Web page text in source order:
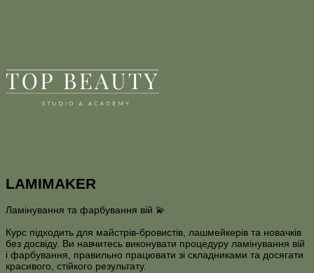
LAMIMAKER
Ламінування та фарбування вій 💫
Курс підходить для майстрів-бровистів, лашмейкерів та новачків
без досвіду. Ви навчитесь виконувати процедуру ламінування вій
і фарбування, правильно працювати зі складниками та досягати
красивого, стійкого результату.